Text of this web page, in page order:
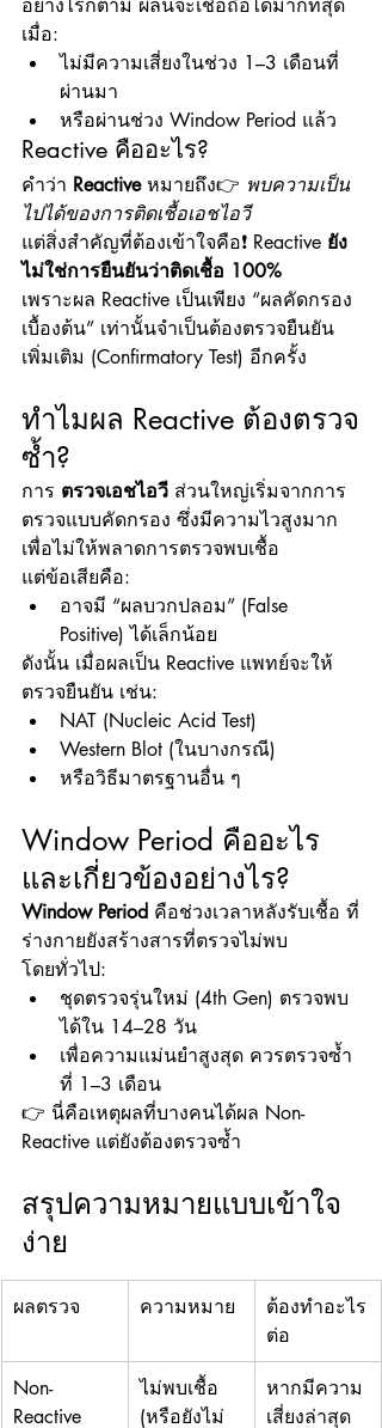
อย่างไรก็ตาม ผลนี้จะเชื่อถือได้มากที่สุด
เมื่อ:
ไม่มีความเสี่ยงในช่วง 1–3 เดือนที่
ผ่านมา
หรือผ่านช่วง Window Period แล้ว
Reactive คืออะไร?
คำว่า Reactive หมายถึง👉 พบความเป็น
ไปได้ของการติดเชื้อเอชไอวี
แต่สิ่งสำคัญที่ต้องเข้าใจคือ❗ Reactive ยัง
ไม่ใช่การยืนยันว่าติดเชื้อ 100%
เพราะผล Reactive เป็นเพียง “ผลคัดกรอง
เบื้องต้น” เท่านั้นจำเป็นต้องตรวจยืนยัน
เพิ่มเติม (Confirmatory Test) อีกครั้ง
ทำไมผล Reactive ต้องตรวจ
ซ้ำ?
การ ตรวจเอชไอวี ส่วนใหญ่เริ่มจากการ
ตรวจแบบคัดกรอง ซึ่งมีความไวสูงมาก
เพื่อไม่ให้พลาดการตรวจพบเชื้อ
แต่ข้อเสียคือ:
อาจมี “ผลบวกปลอม” (False
Positive) ได้เล็กน้อย
ดังนั้น เมื่อผลเป็น Reactive แพทย์จะให้
ตรวจยืนยัน เช่น:
NAT (Nucleic Acid Test)
Western Blot (ในบางกรณี)
หรือวิธีมาตรฐานอื่น ๆ
Window Period คืออะไร
และเกี่ยวข้องอย่างไร?
Window Period คือช่วงเวลาหลังรับเชื้อ ที่
ร่างกายยังสร้างสารที่ตรวจไม่พบ
โดยทั่วไป:
ชุดตรวจรุ่นใหม่ (4th Gen) ตรวจพบ
ได้ใน 14–28 วัน
เพื่อความแม่นยำสูงสุด ควรตรวจซ้ำ
ที่ 1–3 เดือน
👉 นี่คือเหตุผลที่บางคนได้ผล Non-
Reactive แต่ยังต้องตรวจซ้ำ
สรุปความหมายแบบเข้าใจ
ง่าย
ผลตรวจ ความหมาย
ต้องทำอะไร
ต่อ
Non-
Reactive
ไม่พบเชื้อ
(หรือยังไม่
หากมีความ
เสี่ยงล่าสุด